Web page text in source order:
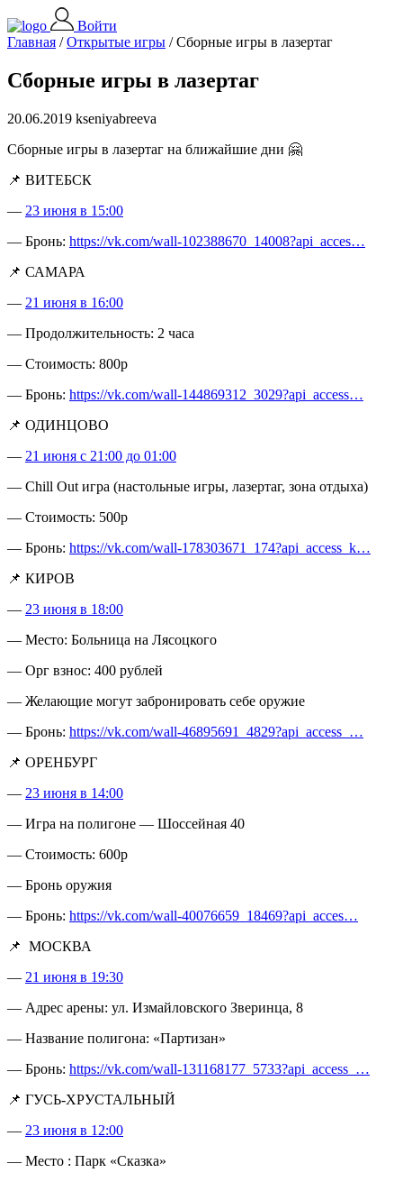
Войти
Главная /Открытые игры /Сборные игры в лазертаг
Сборные игры в лазертаг
20.06.2019 kseniyabreeva
Сборные игры в лазертаг на ближайшие дни 🤗
📌 ВИТЕБСК
— 23 июня в 15:00
— Бронь: https://vk.com/wall-102388670_14008?api_acces…
📌 САМАРА
— 21 июня в 16:00
— Продолжительность: 2 часа
— Стоимость: 800р
— Бронь: https://vk.com/wall-144869312_3029?api_access…
📌 ОДИНЦОВО
— 21 июня с 21:00 до 01:00
— Chill Out игра (настольные игры, лазертаг, зона отдыха)
— Стоимость: 500р
— Бронь: https://vk.com/wall-178303671_174?api_access_k…
📌 КИРОВ
— 23 июня в 18:00
— Место: Больница на Лясоцкого
— Орг взнос: 400 рублей
— Желающие могут забронировать себе оружие
— Бронь: https://vk.com/wall-46895691_4829?api_access_…
📌 ОРЕНБУРГ
— 23 июня в 14:00
— Игра на полигоне — Шоссейная 40
— Стоимость: 600р
— Бронь оружия
— Бронь: https://vk.com/wall-40076659_18469?api_acces…
📌 МОСКВА
— 21 июня в 19:30
— Адрес арены: ул. Измайловского Зверинца, 8
— Название полигона: «Партизан»
— Бронь: https://vk.com/wall-131168177_5733?api_access_…
📌 ГУСЬ-ХРУСТАЛЬНЫЙ
— 23 июня в 12:00
— Место : Парк «Сказка»